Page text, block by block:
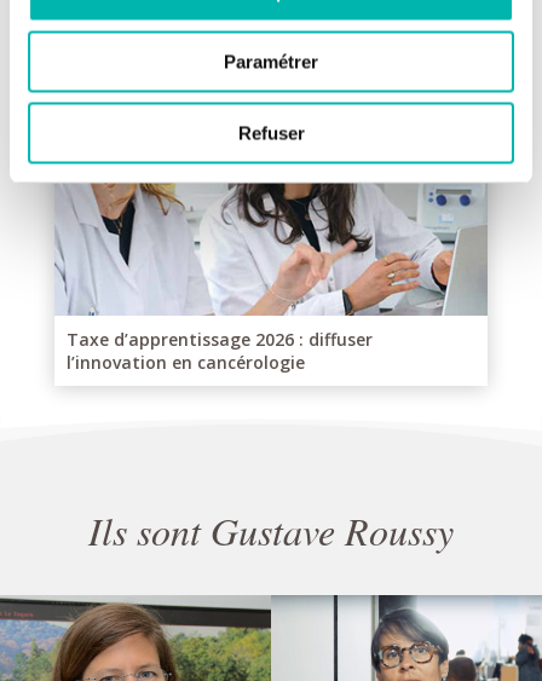
Paramétrer
Refuser
Taxe d’apprentissage 2026 : diffuser
l’innovation en cancérologie
Ils sont Gustave Roussy